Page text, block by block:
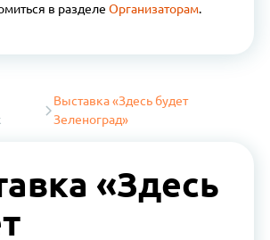
в разделе Организаторам.
Выставка «Здесь будет
Зеленоград»
«Здесь